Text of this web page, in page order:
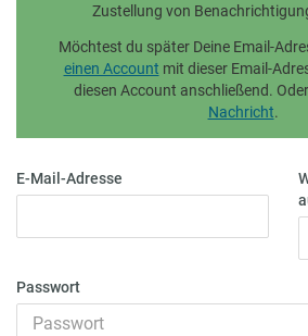
Zustellung von
Möchtest du später Deine Email-
einen Account mit dieser Email-
diesen Account anschließend. Oder
Nachricht.
E-Mail-Adresse
Passwort